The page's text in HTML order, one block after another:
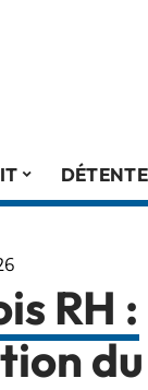
DÉTENTE
RH